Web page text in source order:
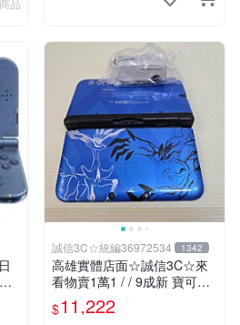
誠信3C☆統編36972534 1342
高雄實體店面☆誠信3C☆來
看物賣1萬1 / / 9成新 寶可夢
X/Y 限定版 無改機 任天堂 3D
S LL 日規主機 二手功能正常
$11,222